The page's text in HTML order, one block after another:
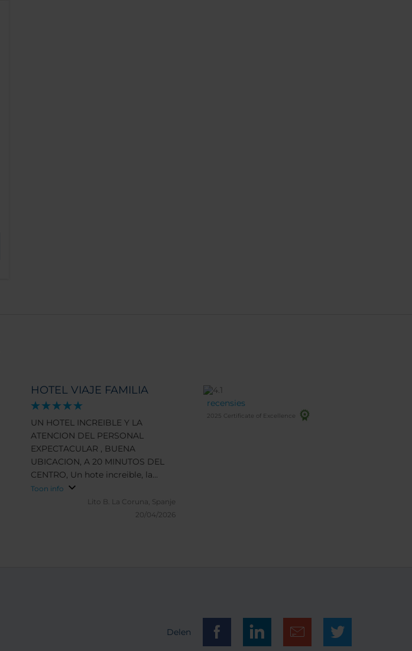
HOTEL VIAJE FAMILIA
UN HOTEL INCREIBLE Y LA
ATENCION DEL PERSONAL
EXPECTACULAR , BUENA
UBICACION, A 20 MINUTOS DEL
CENTRO, Un hote increible, la
atencion del personal expectacular
, buna ubicacion y a 20 minutos
Toon info
Lito B.
La Coruna, Spanje
20/04/2026
recensies
2025 Certificate of Excellence
Delen